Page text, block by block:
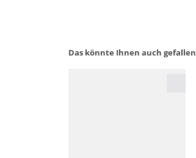
Das könnte Ihnen auch gefallen